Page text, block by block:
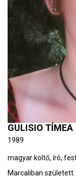
GULISIO TÍMEA
1989
magyar költő, író,
Marcaliban